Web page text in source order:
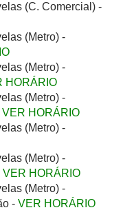
(C. Comercial) -
(Metro) -
(Metro) -
HORÁRIO
(Metro) -
VER HORÁRIO
(Metro) -
(Metro) -
VER HORÁRIO
(Metro) -
- VER HORÁRIO